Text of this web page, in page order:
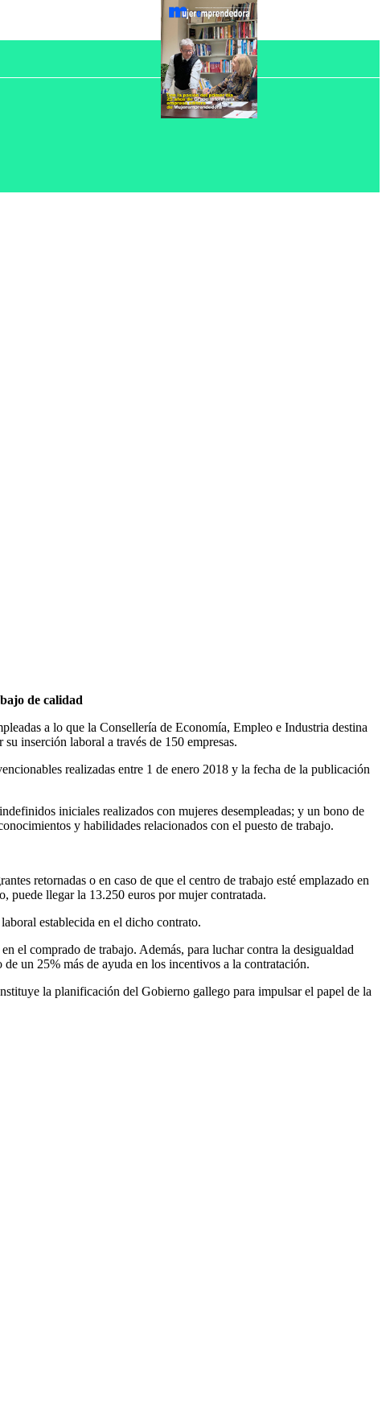
de calidad
a lo que la Consellería de Economía, Empleo e Industria destina
inserción laboral a través de 150 empresas.
realizadas entre 1 de enero 2018 y la fecha de la publicación
iniciales realizados con mujeres desempleadas; y un bono de
y habilidades relacionados con el puesto de trabajo.
retornadas o en caso de que el centro de trabajo esté emplazado en
puede llegar la 13.250 euros por mujer contratada.
establecida en el dicho contrato.
el comprado de trabajo. Además, para luchar contra la desigualdad
un 25% más de ayuda en los incentivos a la contratación.
la planificación del Gobierno gallego para impulsar el papel de la